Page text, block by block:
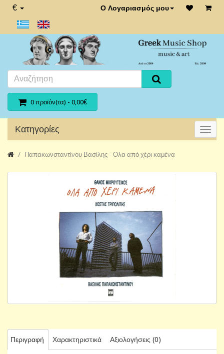
€ Ο Λογαριασμός μου
0 προϊόν(τα) - 0,00€
Κατηγορίες
Παπακωνσταντίνου Βασίλης - Ολα από χέρι καμένα
Περιγραφή Χαρακτηριστικά Αξιολογήσεις (0)